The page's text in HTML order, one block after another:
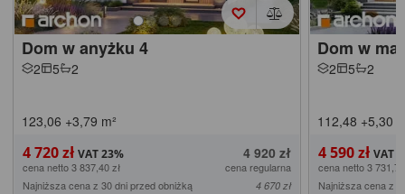
Dom w anyżku 4
2 5 2
123,06 +3,79 m²
4 720 zł 4 920 zł
cena netto 3 837,40 zł
cena regularna
Najniższa cena z 30 dni przed obniżką
4 670 zł
Dom w
2 5 2
112,48 +5,30
4 590 zł
cena netto 3
Najniższa cena z